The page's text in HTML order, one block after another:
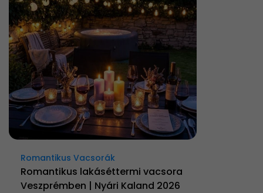
Romantikus Vacsorák
Romantikus lakáséttermi vacsora
Veszprémben | Nyári Kaland 2026